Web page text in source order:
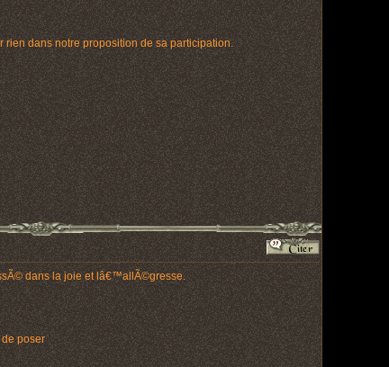
dans notre proposition de sa participation.
dans la joie et lâ€™allÃ©gresse.
poser